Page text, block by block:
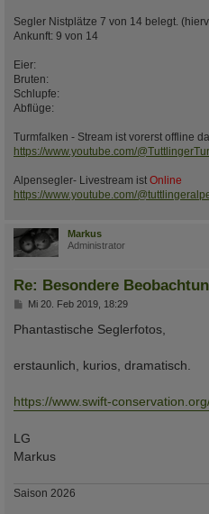
Segler Nistplätze 7 von 14 belegt.
Ankunft: 9 von 14
Eier:
Bruten:
Schlupfe:
Abflüge:
Turmfalken - Stream ist vorerst offline
https://www.youtube.com/
Alpensegler- Livestream ist Online
https://www.youtube.com/
Markus
Administrator
Re: Besondere
B
i
a
g
Mi 20. Feb 2019, 18:29
Phantastische Seglerfotos,
erstaunlich, kurios, dramatisch.
https://www.swift-
LG
Markus
Saison 2026